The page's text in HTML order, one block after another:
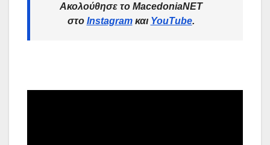
Ακολούθησε το MacedoniaNET
στο Instagramκαι YouTube.